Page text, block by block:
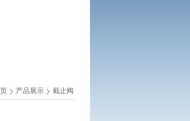
产品展示 截止阀